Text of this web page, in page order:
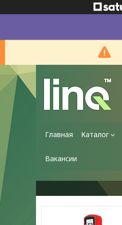
Главная Каталог
Вакансии